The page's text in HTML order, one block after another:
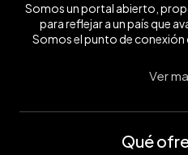
Somos un portal abierto,
para reflejar a un país que
Somos el punto de conexión
Ver
Qué